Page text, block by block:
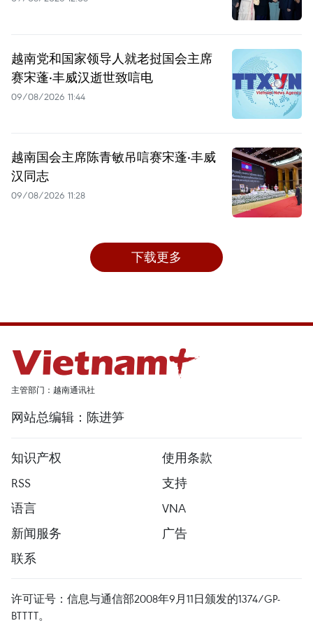
越南党和国家领导人就老挝国会主席
赛宋蓬·丰威汉逝世致唁电
09/08/2026 11:44
越南国会主席陈青敏吊唁赛宋蓬·丰威
汉同志
09/08/2026 11:28
下载更多
主管部门：越南通讯社
网站总编辑：陈进笋
知识产权
使用条款
RSS
支持
语言
VNA
新闻服务
广告
联系
许可证号：信息与通信部2008年9月11日颁发的1374/GP-
BTTTT。